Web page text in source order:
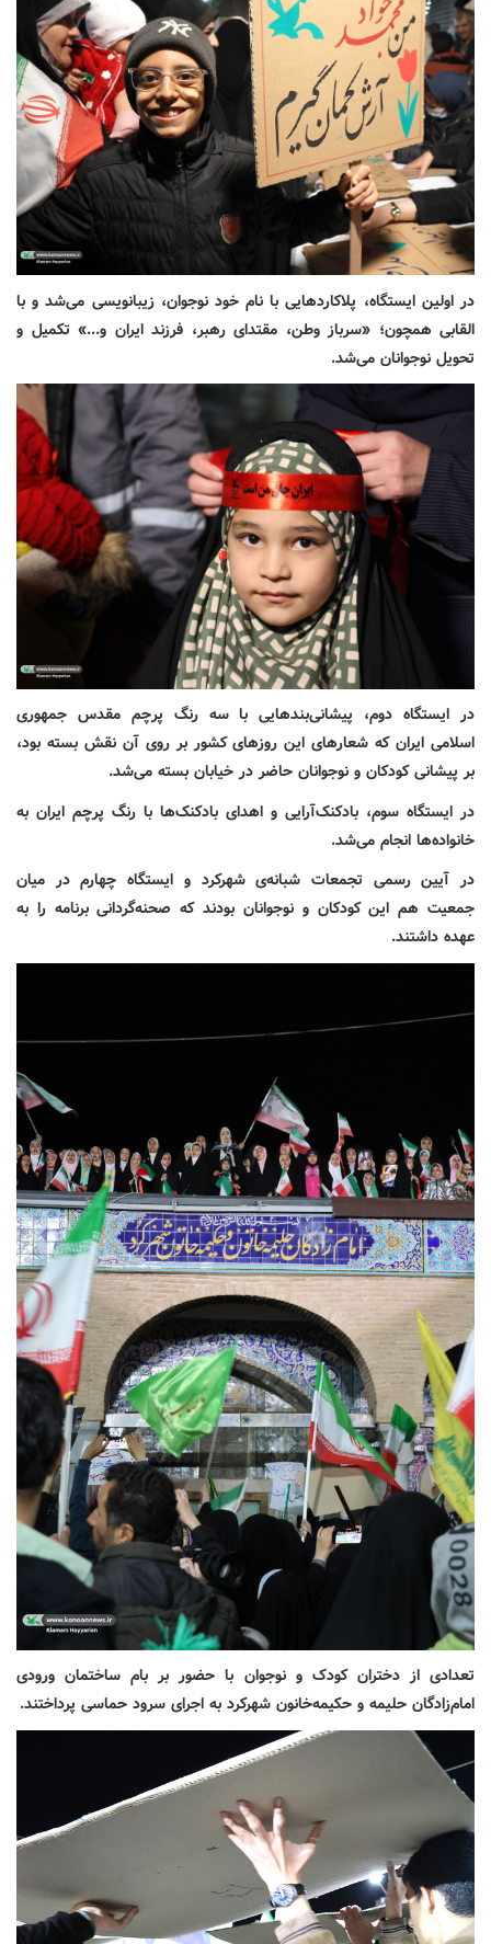
در اولین ایستگاه، پلاکاردهایی با نام خود نوجوان، زیبانویسی می‌شد و با
القابی همچون؛ «سرباز وطن، مقتدای رهبر، فرزند ایران و...» تکمیل و
تحویل نوجوانان می‌شد.
در ایستگاه دوم، پیشانی‌بندهایی با سه رنگ پرچم مقدس جمهوری
اسلامی ایران که شعارهای این روزهای کشور بر روی آن نقش بسته بود،
بر پیشانی کودکان و نوجوانان حاضر در خیابان بسته می‌شد.
در ایستگاه سوم، بادکنک‌آرایی و اهدای بادکنک‌ها با رنگ پرچم ایران به
خانواده‌ها انجام می‌شد.
در آیین رسمی تجمعات شبانه‌ی شهرکرد و ایستگاه چهارم در میان
جمعیت هم این کودکان و نوجوانان بودند که صحنه‌گردانی برنامه را به
عهده داشتند.
تعدادی از دختران کودک و نوجوان با حضور بر بام ساختمان ورودی
امام‌زادگان حلیمه و حکیمه‌خانون شهرکرد به اجرای سرود حماسی پرداختند.